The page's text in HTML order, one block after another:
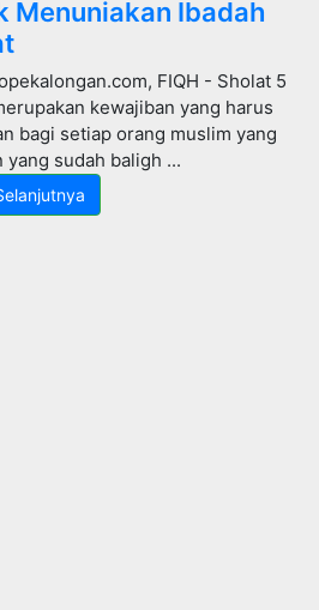
Menuniakan Ibadah
FIQH - Sholat 5
kewajiban yang harus
bagi setiap orang muslim yang
yang sudah baligh ...